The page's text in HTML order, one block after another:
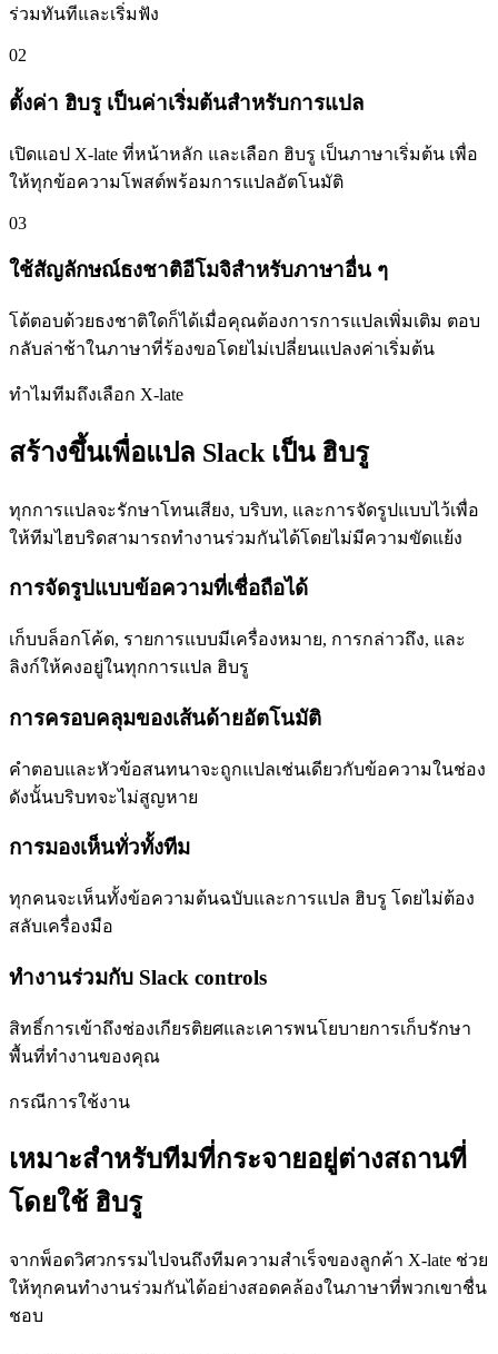
ร่วมทันทีและเริ่มฟัง
02
ตั้งค่า ฮิบรู เป็นค่าเริ่มต้นสำหรับการแปล
เปิดแอป X-late ที่หน้าหลัก และเลือก ฮิบรู เป็นภาษาเริ่มต้น เพื่อ
ให้ทุกข้อความโพสต์พร้อมการแปลอัตโนมัติ
03
ใช้สัญลักษณ์ธงชาติอีโมจิสำหรับภาษาอื่น ๆ
โต้ตอบด้วยธงชาติใดก็ได้เมื่อคุณต้องการการแปลเพิ่มเติม ตอบ
กลับล่าช้าในภาษาที่ร้องขอโดยไม่เปลี่ยนแปลงค่าเริ่มต้น
ทำไมทีมถึงเลือก X-late
สร้างขึ้นเพื่อแปล Slack เป็น ฮิบรู
ทุกการแปลจะรักษาโทนเสียง, บริบท, และการจัดรูปแบบไว้เพื่อ
ให้ทีมไฮบริดสามารถทำงานร่วมกันได้โดยไม่มีความขัดแย้ง
การจัดรูปแบบข้อความที่เชื่อถือได้
เก็บบล็อกโค้ด, รายการแบบมีเครื่องหมาย, การกล่าวถึง, และ
ลิงก์ให้คงอยู่ในทุกการแปล ฮิบรู
การครอบคลุมของเส้นด้ายอัตโนมัติ
คำตอบและหัวข้อสนทนาจะถูกแปลเช่นเดียวกับข้อความในช่อง
ดังนั้นบริบทจะไม่สูญหาย
การมองเห็นทั่วทั้งทีม
ทุกคนจะเห็นทั้งข้อความต้นฉบับและการแปล ฮิบรู โดยไม่ต้อง
สลับเครื่องมือ
ทำงานร่วมกับ Slack controls
สิทธิ์การเข้าถึงช่องเกียรติยศและเคารพนโยบายการเก็บรักษา
พื้นที่ทำงานของคุณ
กรณีการใช้งาน
เหมาะสำหรับทีมที่กระจายอยู่ต่างสถานที่
โดยใช้ ฮิบรู
จากพ็อดวิศวกรรมไปจนถึงทีมความสำเร็จของลูกค้า X-late ช่วย
ให้ทุกคนทำงานร่วมกันได้อย่างสอดคล้องในภาษาที่พวกเขาชื่น
ชอบ